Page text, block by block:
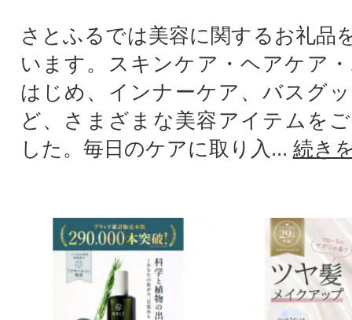
さとふるでは美容に関するお礼品
います。スキンケア・ヘアケア
はじめ、インナーケア、バスグ
ど、さまざまな美容アイテムを
した。毎日のケアに取り入... 続き